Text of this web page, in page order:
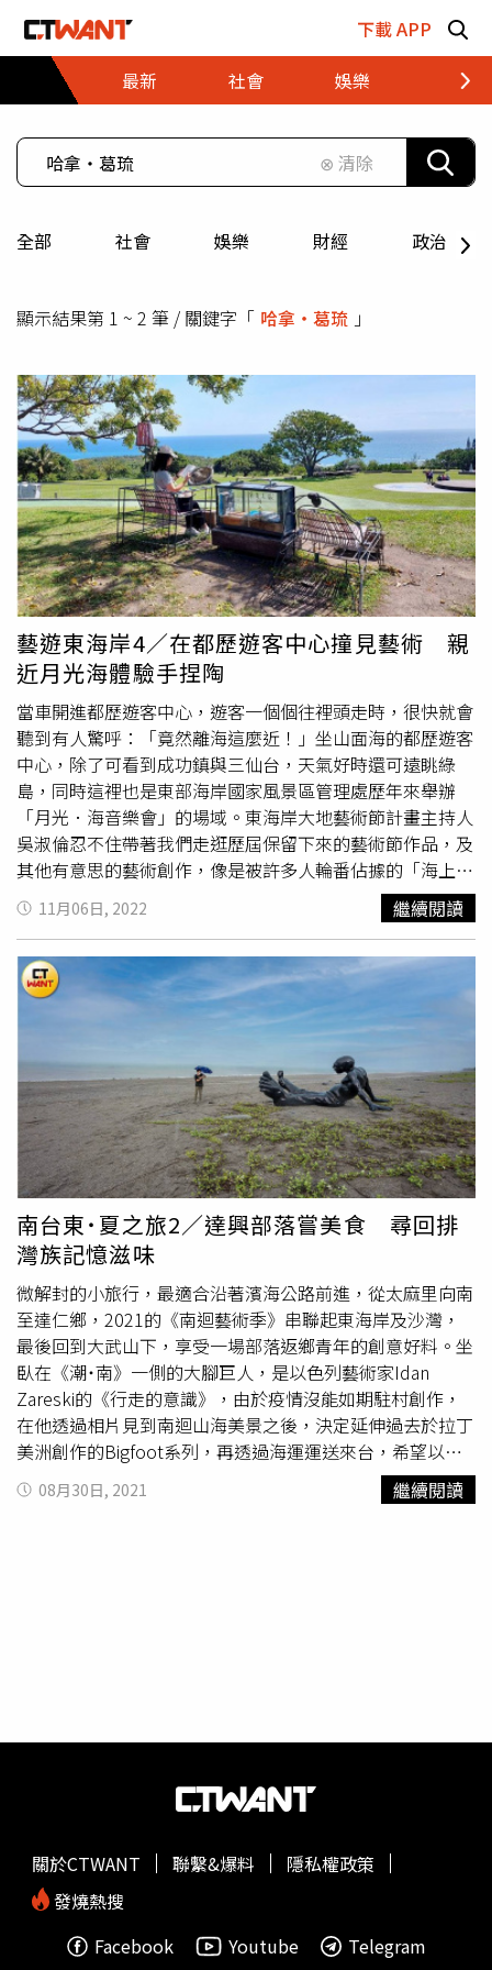
下載 APP
最新
社會 娛樂 財經
⊗ 清除
全部 社會 娛樂 財經 政治
顯示結果第 1 ~ 2 筆 / 關鍵字「 哈拿‧葛琉 」
藝遊東海岸4／在都歷遊客中心撞見藝術 親
近月光海體驗手捏陶
當車開進都歷遊客中心，遊客一個個往裡頭走時，很快就會
聽到有人驚呼：「竟然離海這麼近！」坐山面海的都歷遊客
中心，除了可看到成功鎮與三仙台，天氣好時還可遠眺綠
島，同時這裡也是東部海岸國家風景區管理處歷年來舉辦
「月光．海音樂會」的場域。東海岸大地藝術節計畫主持人
吳淑倫忍不住帶著我們走逛歷屆保留下來的藝術節作品，及
其他有意思的藝術創作，像是被許多人輪番佔據的「海上書
房」，便有「最美漂書站」之稱，可以坐在這裡悠閒閱讀或
什麼都不做，純粹對著大海放空。眼蟲計畫作品「公元
5390年的凝望」，特別吸引小朋友親近。（圖／魏妤靜
攝）哈拿‧葛琉「最強大的溫柔」致敬強韌且溫柔的女性力
量。（圖／魏妤靜攝）而在彩繪廁所後方的山坡上，則有一
個吸引大小朋友注意的「公元5390年的凝望」，彩繪的大
熊來自藝術家眼蟲計畫對台灣黑熊的延伸，蘊藏對土地與生
態的關懷，也呼應都歷東管處原本的阿美語地名「嘎都瑪
樣」（黑熊出沒之地）；另外還有幾件讓人可以走進的大型
創作，像是都蘭部落阿美族藝術家哈拿‧葛琉的「最強大的
溫柔」，以蘭嶼達悟族婦女的甩髮舞為靈感，用籐、竹子等
媒材形塑出宛如長而翻飛的髮絲；而2020年由台灣藝術家
李蕢至與墨西哥藝術家Lua Rivera共創的「轉變」，使用漂
流木、竹子、海廢物、回收布料等製作，具有流動感的雕塑
一方面象徵東海岸多元族群與文化，一方面也指出我們所處
的生活環境充滿變化。李蕢至& Lua Rivera創作的「轉變」
以自然媒材與海洋廢棄物構成。（圖／魏妤靜攝）歐舟（山
田設計）作品「泡風景系列：泡大地－露地的覺知」，嚴禁
跑跳但歡迎發呆。（圖／魏妤靜攝）原居於尼泊爾的藏族人
歐舟，在遊客中心留下多件作品，其中「泡風景系列：泡大
地－露地的覺知」很容易被誤會成跳床，但這件以擴張網、
彈性繩等做成的作品，其實是希望大家可以自由地躺臥，沉
浸在周圍風聲、蟲鳴的自然環境中。可以的話，再到遊客中
心一樓的「月光海咖啡屋」坐坐吧，這裡除了可品嘗洛神花
藝文工作室電話：（089）841-005地址：都歷遊客中心1樓
址：https://www.facebook.com/MoonlitSeaCafe/備註：
女力陶工作坊限制10～15人，費用1,500元（含手作體驗、
11月06日, 2022 繼續閱讀
南台東˙夏之旅2／達興部落嘗美食 尋回排
灣族記憶滋味
微解封的小旅行，最適合沿著濱海公路前進，從太麻里向南
至達仁鄉，2021的《南迴藝術季》串聯起東海岸及沙灣，
最後回到大武山下，享受一場部落返鄉青年的創意好料。坐
臥在《潮˙南》一側的大腳巨人，是以色列藝術家Idan
Zareski的《行走的意識》，由於疫情沒能如期駐村創作，
在他透過相片見到南迴山海美景之後，決定延伸過去於拉丁
美洲創作的Bigfoot系列，再透過海運運送來台，希望以赤
足巨人串起南迴與世界的美好連結。秘境沙灘 現隱藏作品
再往南穿過涵洞抵達金崙部落的秘境沙灘，猶如一幅立體畫
藝術家以兩張對視凝望的臉，代表家鄉對在外子女親情的思
來到大武山腳下的達興部落，以自家門牌命名的「達興山
號」，是北漂廚師阿泰哥帶著城市女孩回到故鄉定居的料理
的他，以擅長的西式手法料理在地食材，小漁港捕撈的新鮮
漁獲、祖父母自種野菜、老爸爸採集的山芋都是玩轉部落料
餚。（圖／焦正德攝）以洛神花、小米酒結合西式甜點布朗
08月30日, 2021 繼續閱讀
關於CTWANT 聯繫&爆料
隱私權政策
發燒熱搜
Facebook
Youtube Telegram